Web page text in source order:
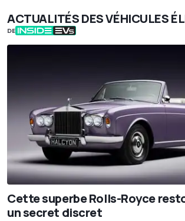
ACTUALITÉS DES VÉHICULES
DE
Cette superbe Rolls-Royce
un secret discret